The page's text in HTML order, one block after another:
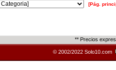
[Pág.
** Precios
© 2002/2022 Solo10.com